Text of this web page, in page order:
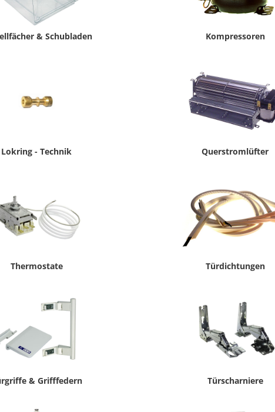
& Schubladen Kompressoren
Lokring - Technik Querstromlüfter
Thermostate Türdichtungen
& Grifffedern Türscharniere